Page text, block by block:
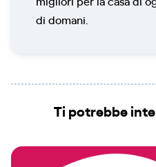
di domani.
Ti potrebbe